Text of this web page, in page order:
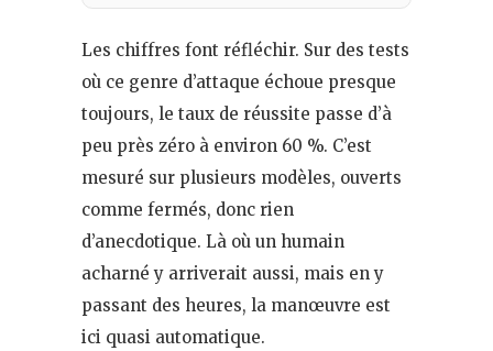
Les chiffres font réfléchir. Sur des tests
où ce genre d’attaque échoue presque
toujours, le taux de réussite passe d’à
peu près zéro à environ 60 %. C’est
mesuré sur plusieurs modèles, ouverts
comme fermés, donc rien
d’anecdotique. Là où un humain
acharné y arriverait aussi, mais en y
passant des heures, la manœuvre est
ici quasi automatique.